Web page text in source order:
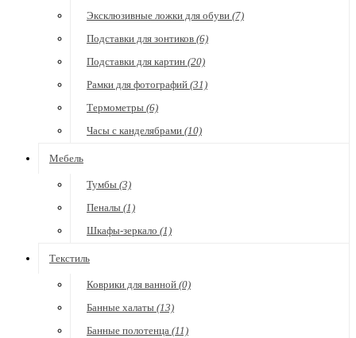
Эксклюзивные ложки для обуви (7)
Подставки для зонтиков (6)
Подставки для картин (20)
Рамки для фотографий (31)
Термометры (6)
Часы с канделябрами (10)
Мебель
Тумбы (3)
Пеналы (1)
Шкафы-зеркало (1)
Текстиль
Коврики для ванной (0)
Банные халаты (13)
Банные полотенца (11)